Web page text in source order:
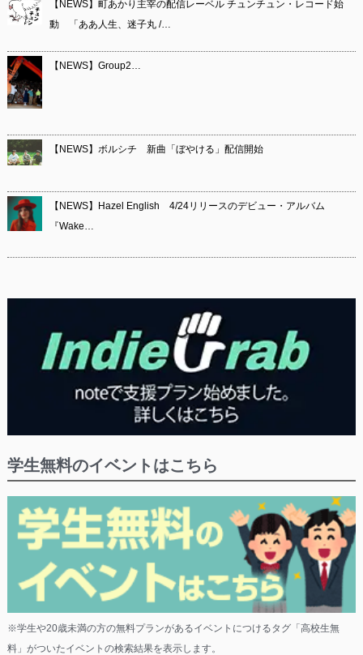
【NEWS】町あかり主宰の配信レーベル チュンチュン・レコード始
動 「ああ人生、迷子丸 /…
【NEWS】Group2…
【NEWS】ボルシチ 新曲「ぼやける」配信開始
【NEWS】Hazel English 4/24リリースのデビュー・アルバム
『Wake…
学生無料のイベントはこちら
※学生や20歳未満の方の無料プランがあるイベントにつけるタグ「高校生無
料」がついたイベントの検索結果を表示します。